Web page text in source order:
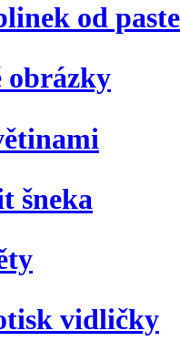
od
obrázky
šneka
vidličky